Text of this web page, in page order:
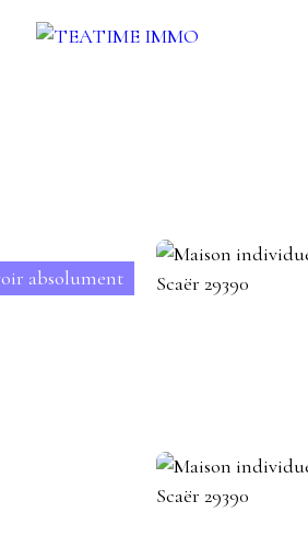
AUTRES SERVICES
absolument